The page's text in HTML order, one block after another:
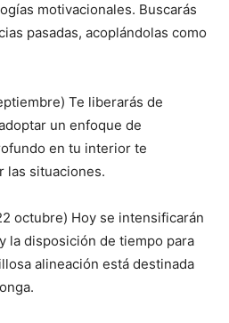
motivacionales. Buscarás
pasadas, acoplándolas como
Te liberarás de
un enfoque de
en tu interior te
las situaciones.
octubre) Hoy se intensificarán
la disposición de tiempo para
alineación está destinada